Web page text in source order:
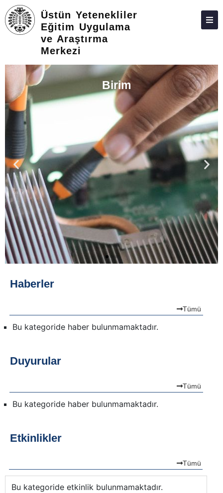
Üstün Yetenekliler
Eğitim Uygulama
ve Araştırma
Merkezi
HAKKIMIZDA
PERSONEL
İLETIŞIM Birim
Haberler
Tümü
Bu kategoride haber bulunmamaktadır.
Duyurular
Tümü
Bu kategoride haber bulunmamaktadır.
Etkinlikler
Tümü
Bu kategoride etkinlik bulunmamaktadır.